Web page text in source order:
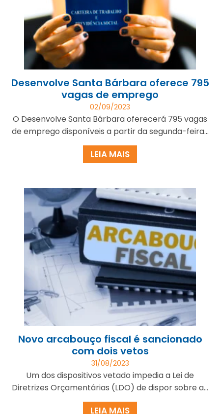
Desenvolve Santa Bárbara oferece 795
vagas de emprego
02/09/2023
O Desenvolve Santa Bárbara oferecerá 795 vagas
de emprego disponíveis a partir da segunda-feira...
LEIA MAIS
Novo arcabouço fiscal é sancionado
com dois vetos
31/08/2023
Um dos dispositivos vetado impedia a Lei de
Diretrizes Orçamentárias (LDO) de dispor sobre a...
LEIA MAIS